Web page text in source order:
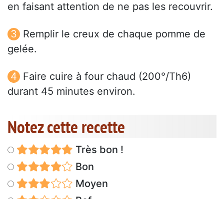
en faisant attention de ne pas les recouvrir.
Remplir le creux de chaque pomme de
gelée.
Faire cuire à four chaud (200°/Th6)
durant 45 minutes environ.
Notez cette recette
Très bon !
Bon
Moyen